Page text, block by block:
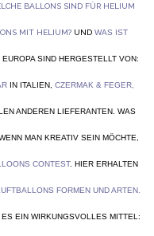
BALLONS SIND FÜR HELIUM
MIT HELIUM?UND WAS IST
SIND HERGESTELLT VON:
IN ITALIEN, CZERMAK & FEGER
ANDEREN LIEFERANTEN. WAS
MAN KREATIV SEIN MÖCHTE,
CONTEST. HIER ERHALTEN
FORMEN UND ARTEN.
EIN WIRKUNGSVOLLES MITTEL: